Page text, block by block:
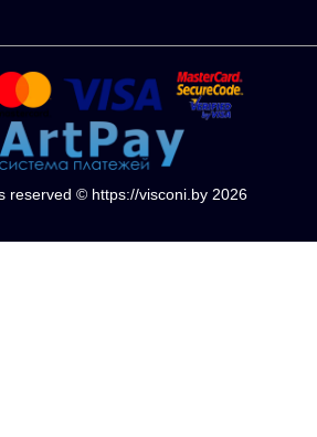
reserved © https://visconi.by 2026